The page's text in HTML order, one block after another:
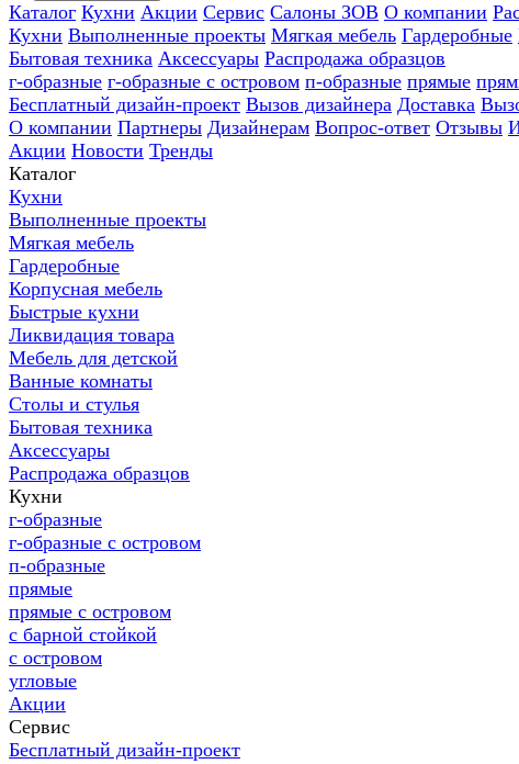
Каталог Кухни Акции Сервис Салоны ЗОВ О компании
Кухни Выполненные проекты Мягкая мебель Гардеробные
Бытовая техника Аксессуары Распродажа образцов
г-образные г-образные с островом п-образные прямые
Бесплатный дизайн-проект Вызов дизайнера Доставка
О компании Партнеры Дизайнерам Вопрос-ответ Отзывы
Акции Новости Тренды
Каталог
Кухни
Выполненные проекты
Мягкая мебель
Гардеробные
Корпусная мебель
Быстрые кухни
Ликвидация товара
Мебель для детской
Ванные комнаты
Столы и стулья
Бытовая техника
Аксессуары
Распродажа образцов
Кухни
г-образные
г-образные с островом
п-образные
прямые
прямые с островом
с барной стойкой
с островом
угловые
Акции
Сервис
Бесплатный дизайн-проект